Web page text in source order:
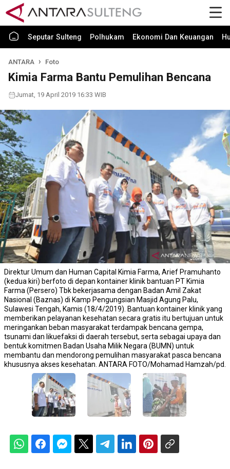
Seputar Sulteng Polhukam Ekonomi Dan Keuangan
ANTARA Foto
Kimia Farma Bantu Pemulihan Bencana
Jumat, 19 April 2019 16:33 WIB
Direktur Umum dan Human Capital Kimia Farma, Arief Pramuhanto
(kedua kiri) berfoto di depan kontainer klinik bantuan PT Kimia
Farma (Persero) Tbk bekerjasama dengan Badan Amil Zakat
Nasional (Baznas) di Kamp Pengungsian Masjid Agung Palu,
Sulawesi Tengah, Kamis (18/4/2019). Bantuan kontainer klinik yang
memberikan pelayanan kesehatan secara gratis itu bertujuan untuk
meringankan beban masyarakat terdampak bencana gempa,
tsunami dan likuefaksi di daerah tersebut, serta sebagai upaya dan
bentuk komitmen Badan Usaha Milik Negara (BUMN) untuk
membantu dan mendorong pemulihan masyarakat pasca bencana
khususnya akses kesehatan. ANTARA FOTO/Mohamad Hamzah/pd.